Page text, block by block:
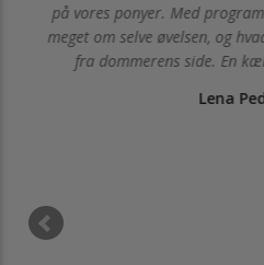
på vores ponyer. Med
meget om selve øvelsen, og
fra dommerens side. En
Lena